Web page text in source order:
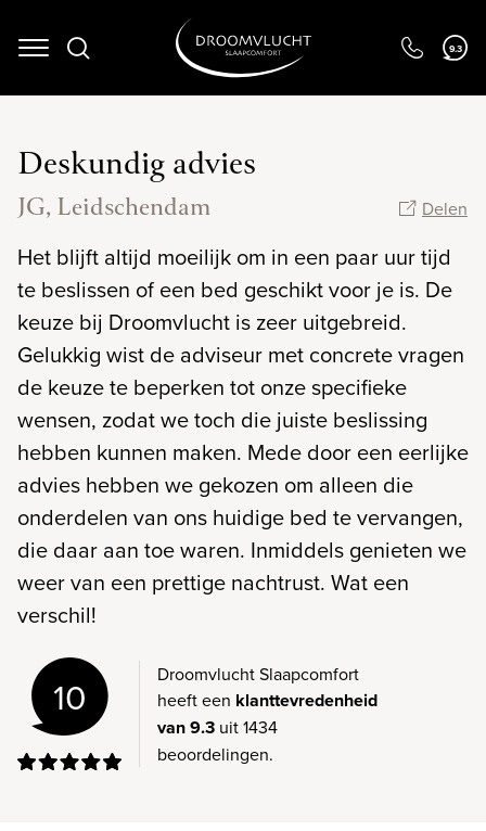
Navigation 9.3
Deskundig advies
JG, Leidschendam Delen
Het blijft altijd moeilijk om in een paar uur tijd
te beslissen of een bed geschikt voor je is. De
keuze bij Droomvlucht is zeer uitgebreid.
Gelukkig wist de adviseur met concrete vragen
de keuze te beperken tot onze specifieke
wensen, zodat we toch die juiste beslissing
hebben kunnen maken. Mede door een eerlijke
advies hebben we gekozen om alleen die
onderdelen van ons huidige bed te vervangen,
die daar aan toe waren. Inmiddels genieten we
weer van een prettige nachtrust. Wat een
verschil!
10
Droomvlucht Slaapcomfort
heeft een klanttevredenheid
van 9.3 uit 1434
beoordelingen.